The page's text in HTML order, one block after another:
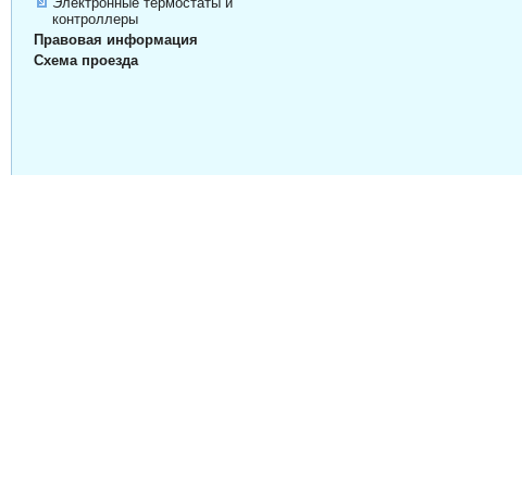
контроллеры
Правовая информация
Схема проезда